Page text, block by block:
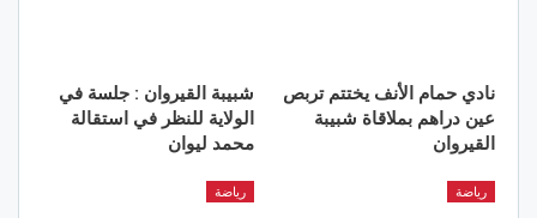
نادي حمام الأنف يختتم تربص
عين دراهم بملاقاة شبيبة
القيروان
شبيبة القيروان : جلسة في
الولاية للنظر في استقالة
محمد ليوان
رياضة رياضة